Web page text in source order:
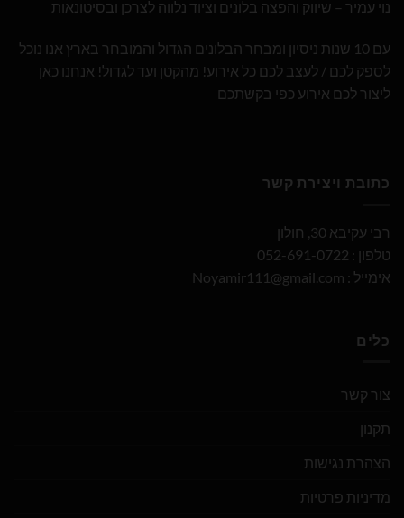
נוי עמיר – שיווק והפצה בלונים וציוד נלווה לצרכן ובסיטונאות
עם 10 שנות ניסיון ומבחר הבלונים הגדול והמובחר בארץ אנו נוכל
לספק לכם / לעצב לכם כל אירוע! מהקטן ועד לגדול! אנחנו כאן
ליצור לכם אירוע כפי בקשתכם
כתובת ויצירת קשר
רבי עקיבא 30, חולון
טלפון : 052-691-0722
אימייל : Noyamir111@gmail.com
כלים
צור קשר
תקנון
הצהרת נגישות
מדיניות פרטיות